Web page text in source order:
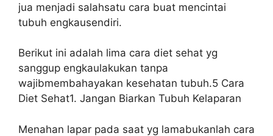
jua menjadi salahsatu cara buat mencintai
tubuh engkausendiri.
Berikut ini adalah lima cara diet sehat yg
sanggup engkaulakukan tanpa
wajibmembahayakan kesehatan tubuh.5 Cara
Diet Sehat1. Jangan Biarkan Tubuh Kelaparan
Menahan lapar pada saat yg lamabukanlah cara